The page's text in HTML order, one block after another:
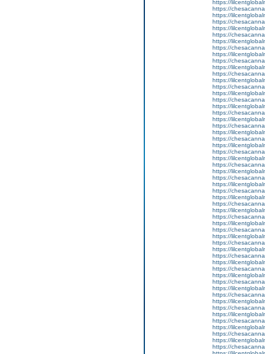
https://
https://
https://
https://
https://
https://
https://
https://
https://
https://
https://
https://
https://
https://
https://
https://
https://
https://
https://
https://
https://
https://
https://
https://
https://
https://
https://
https://
https://
https://
https://
https://
https://
https://
https://
https://
https://
https://
https://
https://
https://
https://
https://
https://
https://
https://
https://
https://
https://
https://
https://
https://
https://
https://